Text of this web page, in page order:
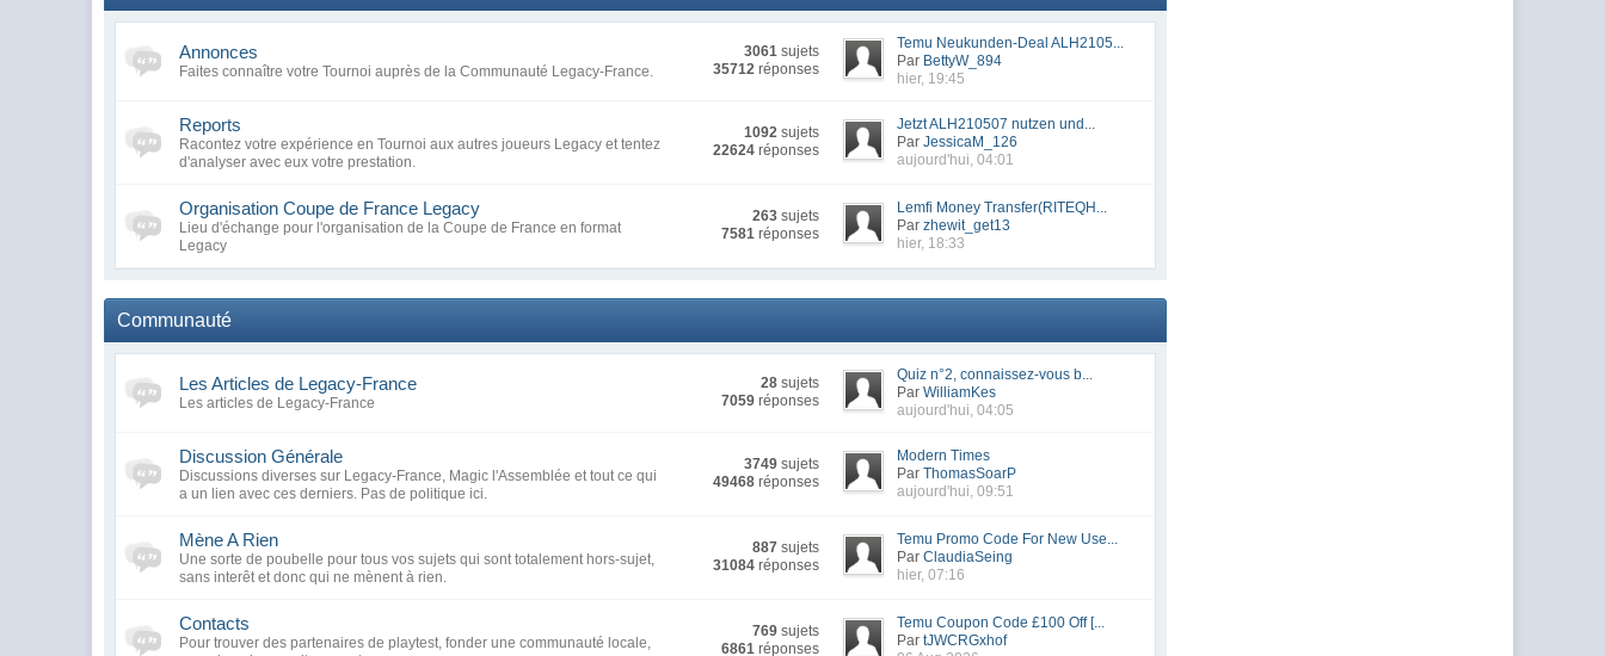
Annonces
Faites connaître votre Tournoi auprès de la Communauté Legacy-France.
3061 sujets
35712 réponses
Temu Neukunden-Deal ALH2105...
Par BettyW_894
hier, 19:45
Reports
Racontez votre expérience en Tournoi aux autres joueurs Legacy et tentez
d'analyser avec eux votre prestation.
1092 sujets
22624 réponses
Jetzt ALH210507 nutzen und...
ParJessicaM_126
aujourd'hui, 04:01
Organisation Coupe de France Legacy
Lieu d'échange pour l'organisation de la Coupe de France en format
Legacy
263 sujets
7581 réponses
Lemfi Money Transfer(RITEQH...
Parzhewit_get13
hier, 18:33
Communauté
Les Articles de Legacy-France
Les articles de Legacy-France
28 sujets
7059 réponses
Quiz n°2, connaissez-vous b...
ParWilliamKes
aujourd'hui, 04:05
Discussion Générale
Discussions diverses sur Legacy-France, Magic l'Assemblée et tout ce qui
a un lien avec ces derniers. Pas de politique ici.
3749 sujets
49468 réponses
Modern Times
ParThomasSoarP
aujourd'hui, 09:51
Mène A Rien
Une sorte de poubelle pour tous vos sujets qui sont totalement hors-sujet,
sans interêt et donc qui ne mènent à rien.
887 sujets
31084 réponses
Temu Promo Code For New Use...
ParClaudiaSeing
hier, 07:16
Contacts
Pour trouver des partenaires de playtest, fonder une communauté locale,
769 sujets
6861 réponses
Temu Coupon Code £100 Off [...
PartJWCRGxhof